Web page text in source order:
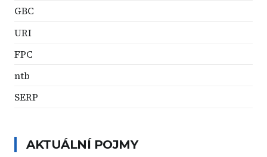
GBC
URI
FPC
ntb
SERP
AKTUÁLNÍ POJMY